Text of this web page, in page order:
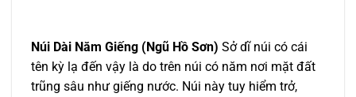
Núi Dài Năm Giếng (Ngũ Hồ Sơn) Sở dĩ núi có cái
tên kỳ lạ đến vậy là do trên núi có năm nơi mặt đất
trũng sâu như giếng nước. Núi này tuy hiểm trở,